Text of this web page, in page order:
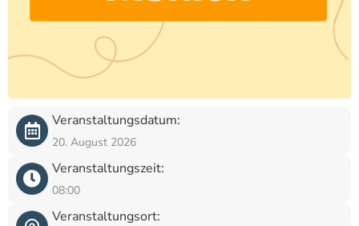
Veranstaltungsdatum:
20. August 2026
Veranstaltungszeit:
08:00
Veranstaltungsort: